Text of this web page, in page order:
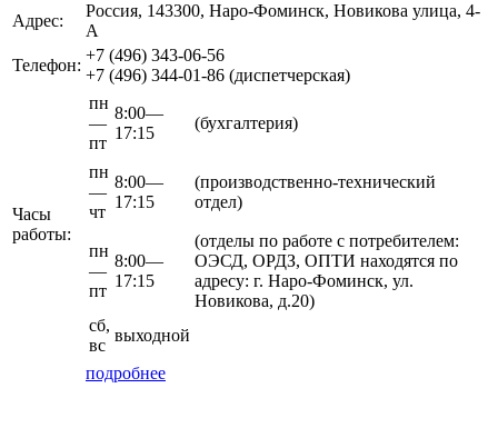
Адрес:
Россия, 143300, Наро-Фоминск, Новикова улица, 4-
А
Телефон:
+7 (496) 343-06-56
+7 (496) 344-01-86 (диспетчерская)
Часы
работы:
пн
—
пт
8:00—
17:15
(бухгалтерия)
пн
—
чт
8:00—
17:15
(производственно-технический
отдел)
пн
—
пт
8:00—
17:15
(отделы по работе с потребителем:
ОЭСД, ОРДЗ, ОПТИ находятся по
адресу: г. Наро-Фоминск, ул.
Новикова, д.20)
сб,
вс
выходной
подробнее